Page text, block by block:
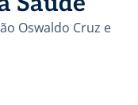
Oswaldo Cruz e